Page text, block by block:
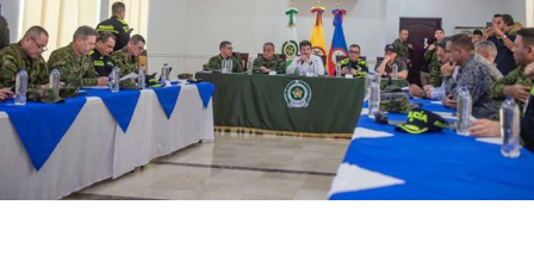
k
del
“Clan
del
Golfo”
en